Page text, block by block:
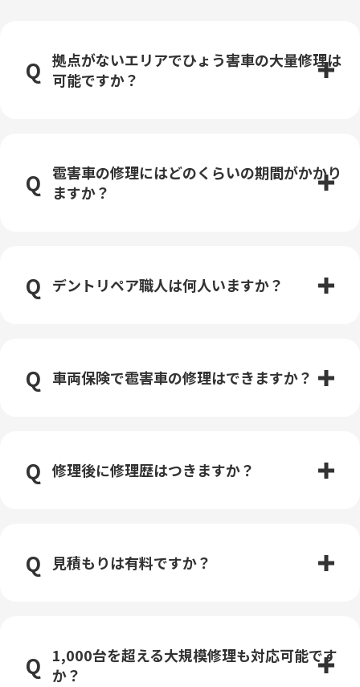
拠点がないエリアでひょう害車の大量修理は
可能ですか？
雹害車の修理にはどのくらいの期間がかかり
ますか？
デントリペア職人は何人いますか？
車両保険で雹害車の修理はできますか？
修理後に修理歴はつきますか？
見積もりは有料ですか？
1,000台を超える大規模修理も対応可能です
か？